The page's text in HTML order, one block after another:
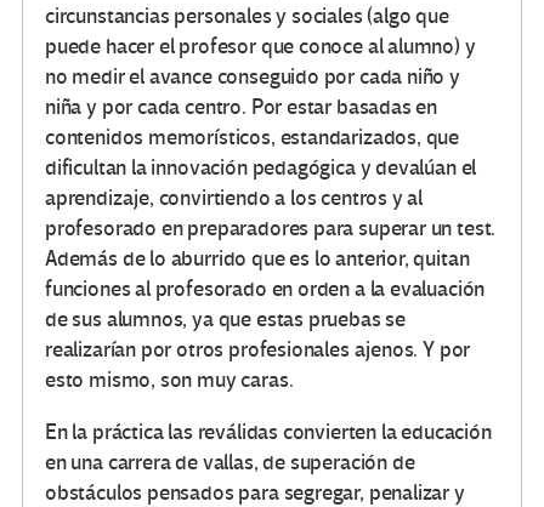
circunstancias personales y sociales (algo que
puede hacer el profesor que conoce al alumno) y
no medir el avance conseguido por cada niño y
niña y por cada centro. Por estar basadas en
contenidos memorísticos, estandarizados, que
dificultan la innovación pedagógica y devalúan el
aprendizaje, convirtiendo a los centros y al
profesorado en preparadores para superar un test.
Además de lo aburrido que es lo anterior, quitan
funciones al profesorado en orden a la evaluación
de sus alumnos, ya que estas pruebas se
realizarían por otros profesionales ajenos. Y por
esto mismo, son muy caras.
En la práctica las reválidas convierten la educación
en una carrera de vallas, de superación de
obstáculos pensados para segregar, penalizar y